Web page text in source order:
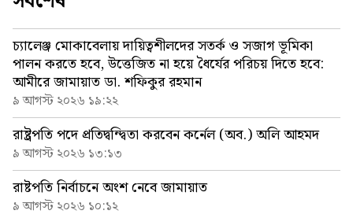
চ্যালেঞ্জ মোকাবেলায় দায়িত্বশীলদের সতর্ক ও সজাগ ভূমিকা
পালন করতে হবে, উত্তেজিত না হয়ে ধৈর্যের পরিচয় দিতে হবে:
আমীরে জামায়াত ডা. শফিকুর রহমান
৯ আগস্ট ২০২৬ ১৯:২২
রাষ্ট্রপতি পদে প্রতিদ্বন্দ্বিতা করবেন কর্নেল (অব.) অলি আহমদ
৯ আগস্ট ২০২৬ ১৩:১৩
রাষ্টপতি নির্বাচনে অংশ নেবে জামায়াত
৯ আগস্ট ২০২৬ ১০:১২